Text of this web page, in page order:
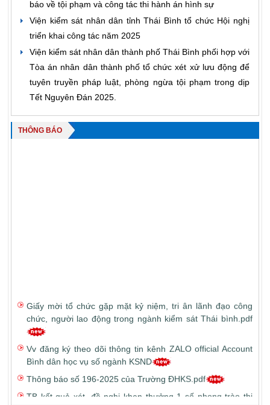
báo về tội phạm và công tác thi hành án hình sự
Viện kiểm sát nhân dân tỉnh Thái Bình tổ chức Hội nghị
triển khai công tác năm 2025
Viện kiểm sát nhân dân thành phố Thái Bình phối hợp với
Tòa án nhân dân thành phố tổ chức xét xử lưu động để
tuyên truyền pháp luật, phòng ngừa tội phạm trong dịp
Tết Nguyên Đán 2025.
THÔNG BÁO
chức, người lao động trong ngành kiểm sát Thái bình.pdf
Vv đăng ký theo dõi thông tin kênh ZALO official Account
Bình dân học vụ số ngành KSND
Thông báo số 196-2025 của Trường ĐHKS.pdf
TB kết quả xét, đề nghị khen thưởng 1 số phong trào thi
đua theo chuyên đề và xét tặng Kỷ niệm chương Vì sự